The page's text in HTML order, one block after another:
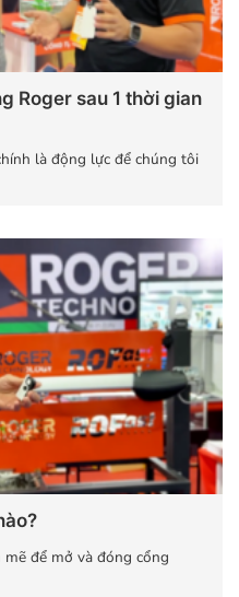
Roger sau 1 thời gian
là động lực để chúng tôi
để mở và đóng cổng